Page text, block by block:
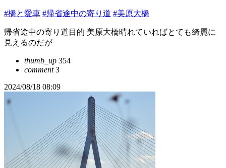
#橋と愛車 #帰省途中の寄り道 #美原大橋
帰省途中の寄り道目的 美原大橋晴れていればとても綺麗に
見えるのだが
thumb_up 354
comment3
2024/08/18 08:09